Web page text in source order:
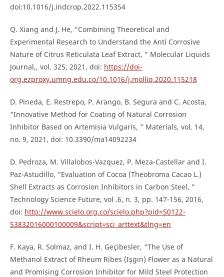
doi:10.1016/j.indcrop.2022.115354
Q. Xiang and J. He, “Combining Theoretical and
Experimental Research to Understand the Anti Corrosive
Nature of Citrus Reticulata Leaf Extract, ” Molecular Liquids
Journal,, vol. 325, 2021, doi: https://doi-
org.ezproxy.umng.edu.co/10.1016/j.molliq.2020.115218
D. Pineda, E. Restrepo, P. Arango, B. Segura and C. Acosta,
“Innovative Method for Coating of Natural Corrosion
Inhibitor Based on Artemisia Vulgaris, ” Materials, vol. 14,
no. 9, 2021, doi: 10.3390/ma14092234
D. Pedroza, M. Villalobos-Vazquez, P. Meza-Castellar and I.
Paz-Astudillo, “Evaluation of Cocoa (Theobroma Cacao L.)
Shell Extracts as Corrosion Inhibitors in Carbon Steel, ”
Technology Science Future, vol .6, n. 3, pp. 147-156, 2016,
doi: http://www.scielo.org.co/scielo.php?pid=S0122-
53832016000100009&script=sci_arttext&tlng=en
F. Kaya, R. Solmaz, and I. H. Geçibesler, “The Use of
Methanol Extract of Rheum Ribes (Işgın) Flower as a Natural
and Promising Corrosion Inhibitor for Mild Steel Protection